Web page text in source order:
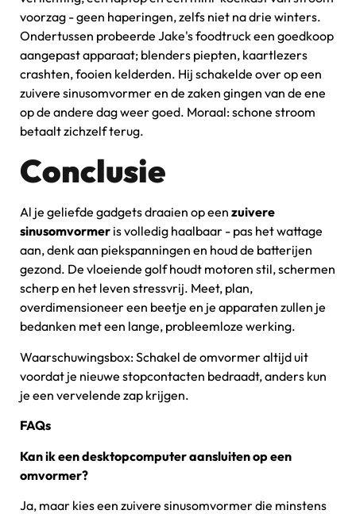
voorzag - geen haperingen, zelfs niet na drie winters.
Ondertussen probeerde Jake's foodtruck een goedkoop
aangepast apparaat; blenders piepten, kaartlezers
crashten, fooien kelderden. Hij schakelde over op een
zuivere sinusomvormer en de zaken gingen van de ene
op de andere dag weer goed. Moraal: schone stroom
betaalt zichzelf terug.
Conclusie
Al je geliefde gadgets draaien op een zuivere
sinusomvormer is volledig haalbaar - pas het wattage
aan, denk aan piekspanningen en houd de batterijen
gezond. De vloeiende golf houdt motoren stil, schermen
scherp en het leven stressvrij. Meet, plan,
overdimensioneer een beetje en je apparaten zullen je
bedanken met een lange, probleemloze werking.
Waarschuwingsbox: Schakel de omvormer altijd uit
voordat je nieuwe stopcontacten bedraadt, anders kun
je een vervelende zap krijgen.
FAQs
Kan ik een desktopcomputer aansluiten op een
omvormer?
Ja, maar kies een zuivere sinusomvormer die minstens